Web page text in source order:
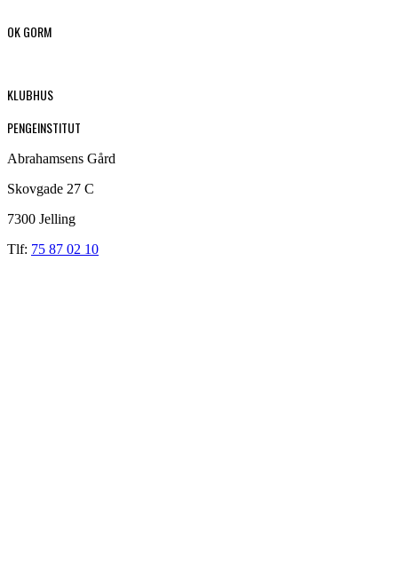
OK GORM
KLUBHUS
PENGEINSTITUT
Abrahamsens Gård
Skovgade 27 C
7300 Jelling
Tlf: 75 87 02 10